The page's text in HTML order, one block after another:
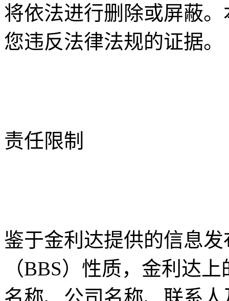
将依法进行删除或屏蔽
您违反法律法规的证据。
责任限制
鉴于金利达提供的信息
（BBS）性质，金利达